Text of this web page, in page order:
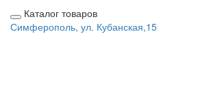
Каталог товаров
Симферополь, ул. Кубанская,15